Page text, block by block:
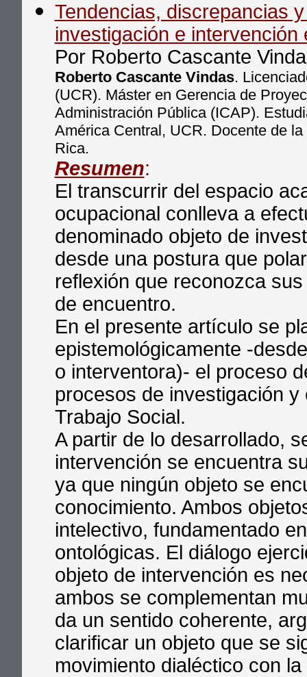
Tendencias, discrepancias
investigación e intervención
Por Roberto Cascante
Roberto Cascante Vindas.
(UCR). Máster en Gerencia de
Administración Pública (ICAP).
América Central, UCR. Docente de
Rica.
Resumen:
El transcurrir del espacio
ocupacional conlleva a
denominado objeto de
desde una postura que
reflexión que reconozca
de encuentro.
En el presente artículo se
epistemológicamente -
o interventora)- el proceso
procesos de investigación
Trabajo Social.
A partir de lo desarrollado,
intervención se encuentra
ya que ningún objeto se
conocimiento. Ambos
intelectivo, fundamentado
ontológicas. El diálogo
objeto de intervención es
ambos se complementan
da un sentido coherente,
clarificar un objeto que se
movimiento dialéctico con